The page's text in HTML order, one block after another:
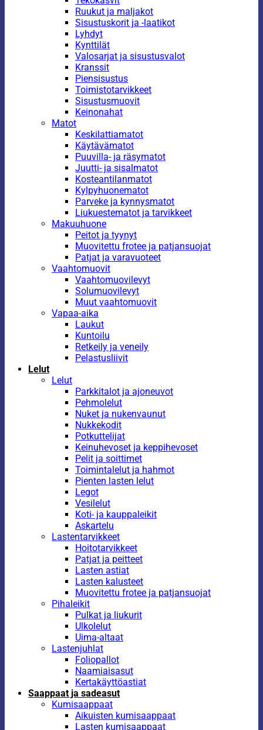
Ruukut ja maljakot
Sisustuskorit ja -laatikot
Lyhdyt
Kynttilät
Valosarjat ja sisustusvalot
Kranssit
Piensisustus
Toimistotarvikkeet
Sisustusmuovit
Keinonahat
Matot
Keskilattiamatot
Käytävämatot
Puuvilla- ja räsymatot
Juutti- ja sisalmatot
Kosteantilanmatot
Kylpyhuonematot
Parveke ja kynnysmatot
Liukuestematot ja tarvikkeet
Makuuhuone
Peitot ja tyynyt
Muovitettu frotee ja patjansuojat
Patjat ja varavuoteet
Vaahtomuovit
Vaahtomuovilevyt
Solumuovilevyt
Muut vaahtomuovit
Vapaa-aika
Laukut
Kuntoilu
Retkeily ja veneily
Pelastusliivit
Lelut
Lelut
Parkkitalot ja ajoneuvot
Pehmolelut
Nuket ja nukenvaunut
Nukkekodit
Potkuttelijat
Keinuhevoset ja keppihevoset
Pelit ja soittimet
Toimintalelut ja hahmot
Pienten lasten lelut
Legot
Vesilelut
Koti- ja kauppaleikit
Askartelu
Lastentarvikkeet
Hoitotarvikkeet
Patjat ja peitteet
Lasten astiat
Lasten kalusteet
Muovitettu frotee ja patjansuojat
Pihaleikit
Pulkat ja liukurit
Ulkolelut
Uima-altaat
Lastenjuhlat
Foliopallot
Naamiaisasut
Kertakäyttöastiat
Saappaat ja sadeasut
Kumisaappaat
Aikuisten kumisaappaat
Lasten kumisaappaat